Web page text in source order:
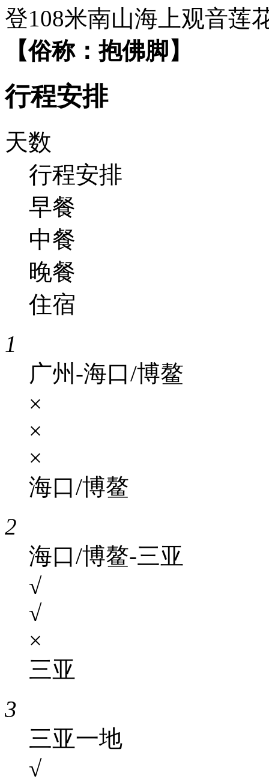
登108米南山海上观音莲
【俗称：抱佛脚】
行程安排
天数
行程安排
早餐
中餐
晚餐
住宿
1
广州-海口/博鳌
×
×
×
海口/博鳌
2
海口/博鳌-三亚
√
√
×
三亚
3
三亚一地
√